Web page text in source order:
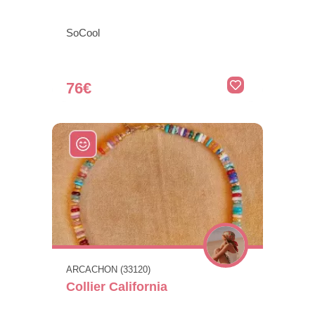
SoCool
76€
ARCACHON (33120)
Collier California